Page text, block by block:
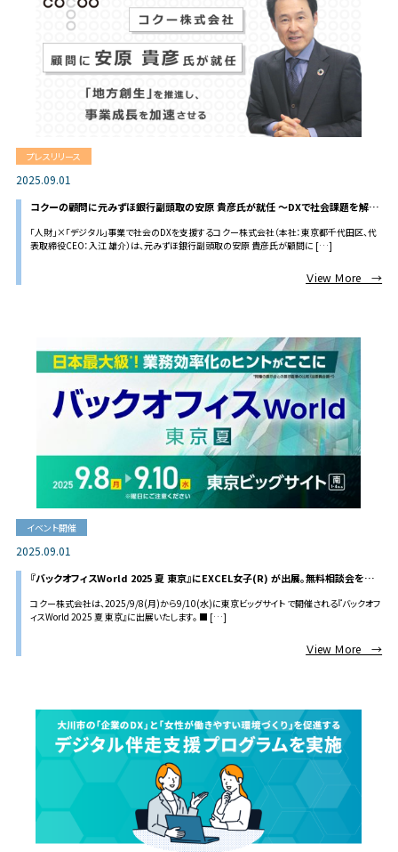
プレスリリース
2025.09.01
コクーの顧問に元みずほ銀行副頭取の安原 貴彦氏が就任 ～DXで社会課題を解決
「人財」×「デジタル」事業で社会のDXを支援するコクー株式会社（本社：東京都千代田区、代
表取締役CEO：入江 雄介）は、元みずほ銀行副頭取の安原 貴彦氏が顧問に […]
Ｖiew Ｍore →
イベント開催
2025.09.01
『バックオフィスWorld 2025 夏 東京』にEXCEL女子(R) が出展。無料相談会を開
コクー株式会社は、2025/9/8(月)から9/10(水)に東京ビッグサイト で開催される『バックオフ
ィスWorld 2025 夏 東京』に出展いたします。 ■ […]
Ｖiew Ｍore →